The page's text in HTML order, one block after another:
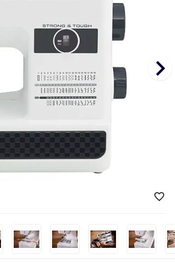
keyboard_arrow_right